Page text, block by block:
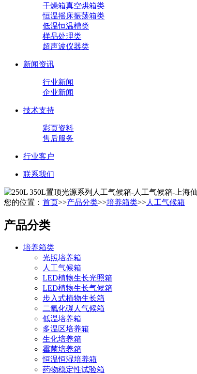
干燥箱真空烘箱类
恒温摇床振荡箱类
低温恒温槽类
样品处理类
超声波仪器类
新闻资讯
行业新闻
企业新闻
技术支持
彩页资料
售后服务
行业客户
联系我们
您的位置： 首页>>产品分类>>培养箱类>>人工气候箱
产品分类
培养箱类
光照培养箱
人工气候箱
LED植物生长光照箱
LED植物生长气候箱
步入式植物生长箱
二氧化碳人气候箱
低温培养箱
多温区培养箱
生化培养箱
霉菌培养箱
恒温恒湿培养箱
药物稳定性试验箱